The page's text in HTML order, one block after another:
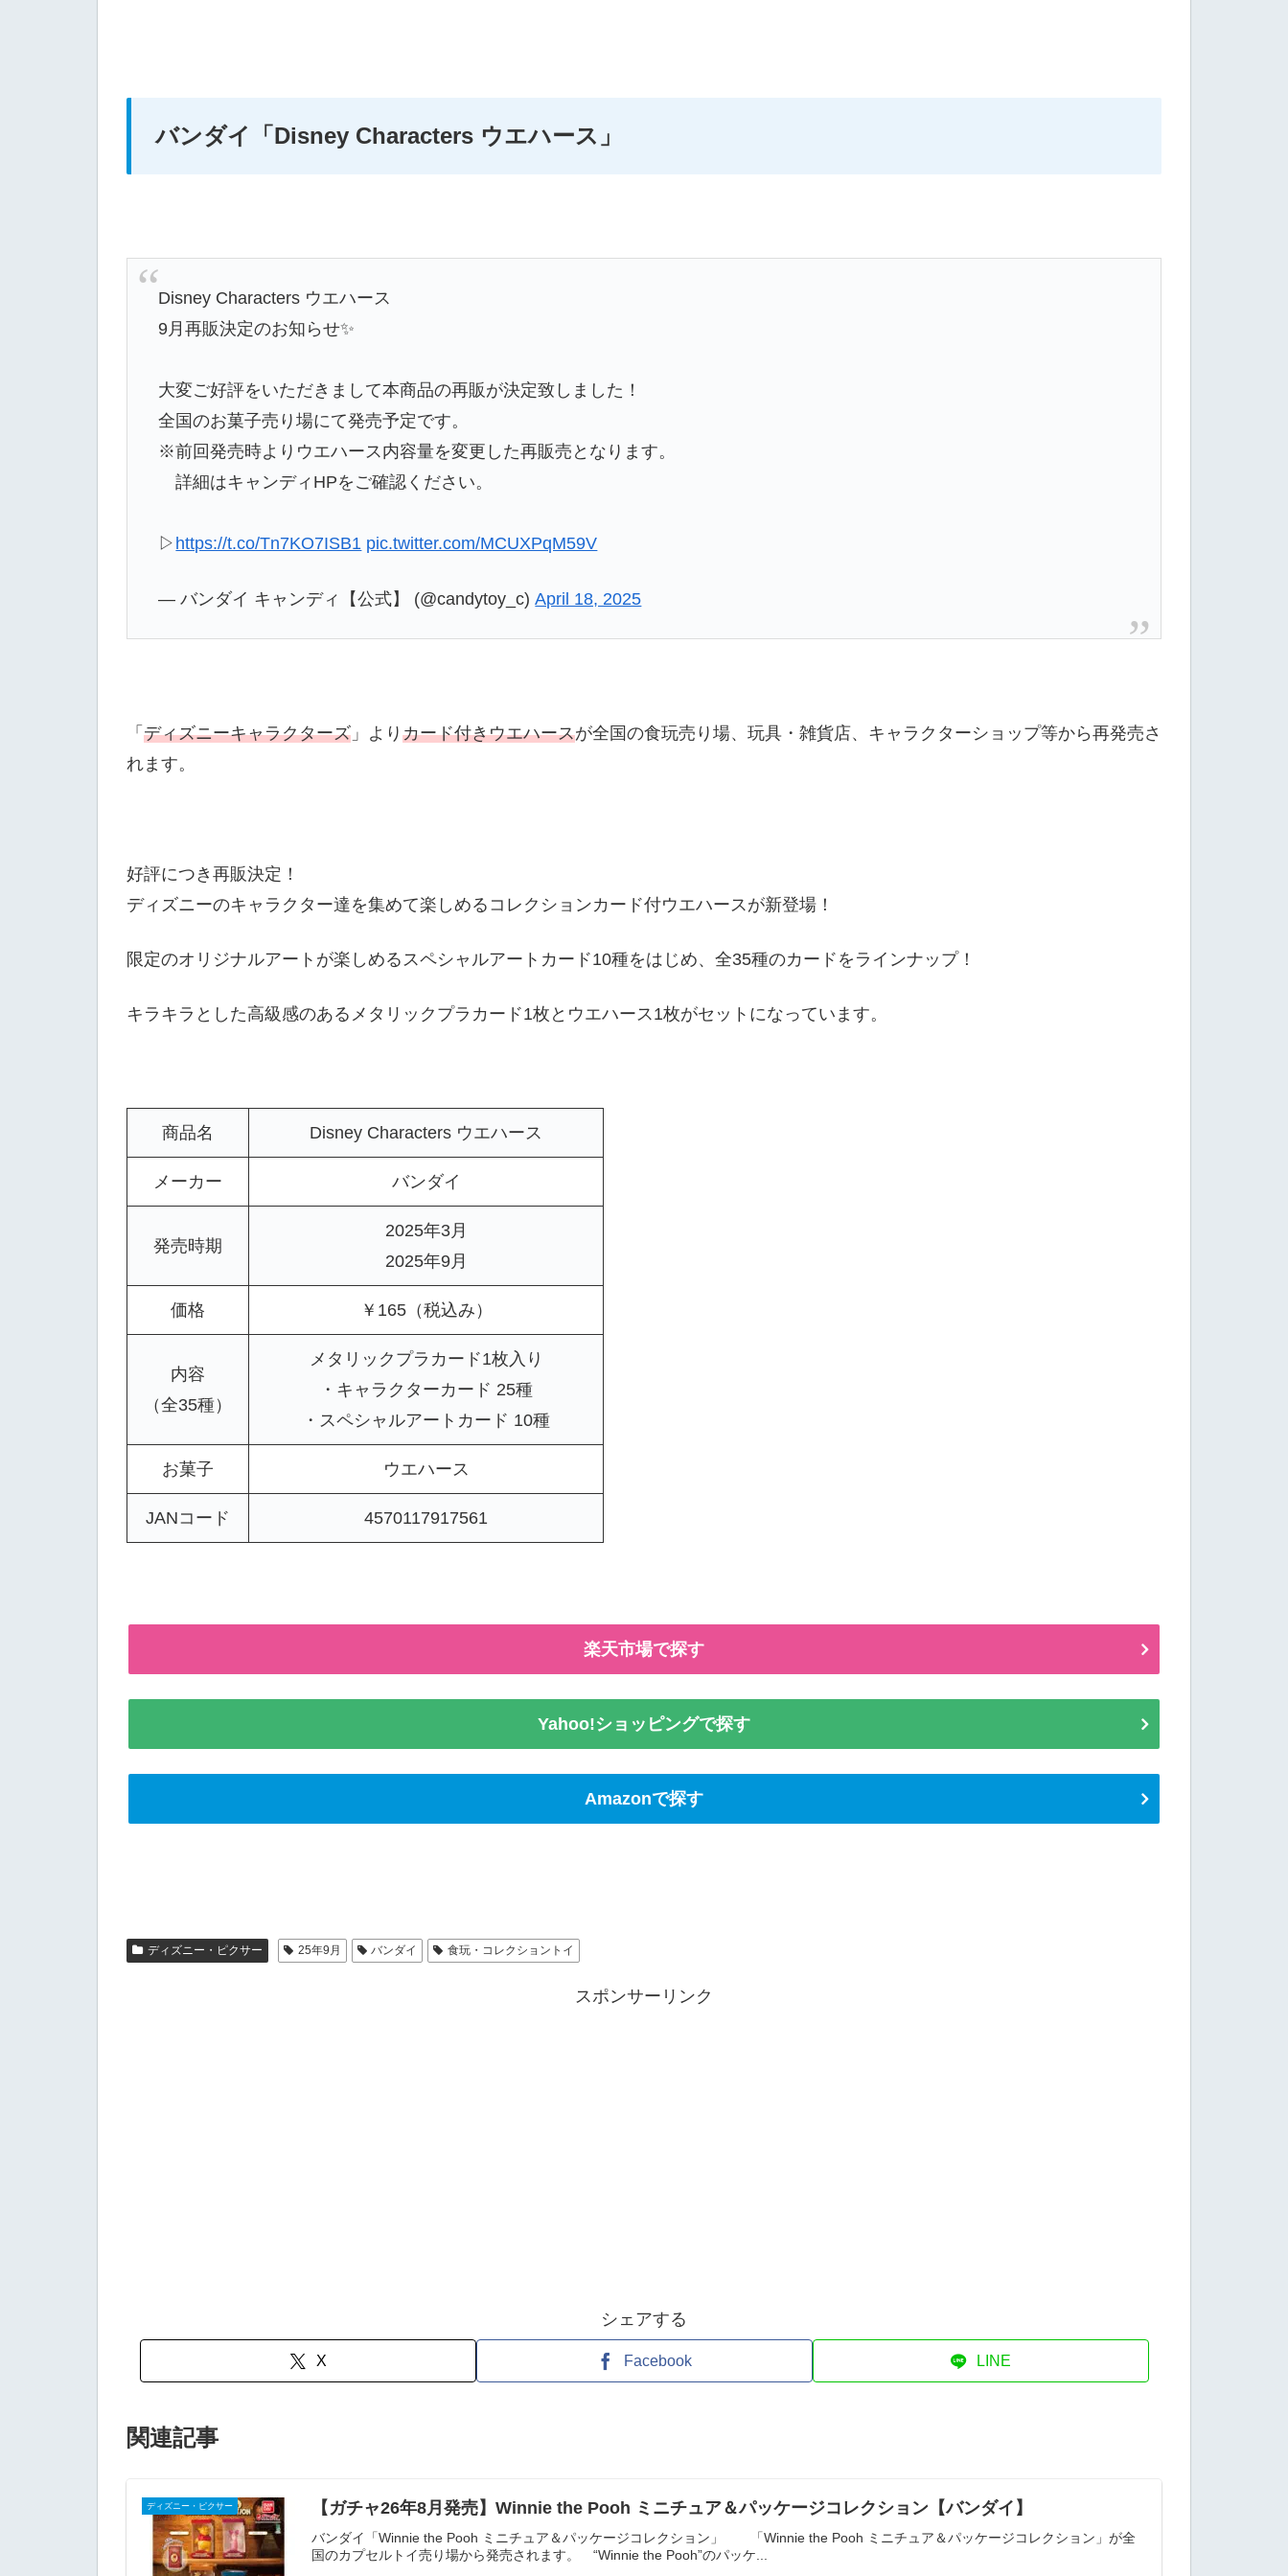
バンダイ 「Disney Characters ウエハース」
Disney Characters ウエハース
9月再販決定のお知らせ✨
大変ご好評をいただきまして本商品の再販が決定致しました！
全国のお菓子売り場にて発売予定です。
※前回発売時よりウエハース内容量を変更した再販売となります。
詳細はキャンディHPをご確認ください。
▷ https://t.co/Tn7KO7ISB1 pic.twitter.com/MCUXPqM59V
— バンダイ キャンディ【公式】 (@candytoy_c)April 18, 2025
「 ディズニーキャラクターズ 」より カード付きウエハースが全国の食玩売り場、玩具・雑貨店、キャラクターショップ等から再発売さ
れます。
好評につき再販決定！
ディズニーのキャラクター達を集めて楽しめるコレクションカード付ウエハースが新登場！
限定のオリジナルアートが楽しめるスペシャルアートカード10種をはじめ、全35種のカードをラインナップ！
キラキラとした高級感のあるメタリックプラカード1枚とウエハース1枚がセットになっています。
商品名 Disney Characters ウエハース
メーカー バンダイ
発売時期
2025年3月
2025年9月
価格 ￥165（税込み）
内容
（全35種）
メタリックプラカード1枚入り
・キャラクターカード 25種
・スペシャルアートカード 10種
お菓子 ウエハース
JANコード 4570117917561
楽天市場で探す
Yahoo!ショッピングで探す
Amazonで探す
ディズニー・ピクサー 25年9月 バンダイ 食玩・コレクショントイ
スポンサーリンク
シェアする
X Facebook LINE
関連記事
ディズニー・ピクサー 【ガチャ26年8月発売】Winnie the Pooh ミニチュア＆パッケージコレクション【バンダイ】
バンダイ「Winnie the Pooh ミニチュア＆パッケージコレクション」 「Winnie the Pooh ミニチュア＆パッケージコレクション」が全
国のカプセルトイ売り場から発売されます。 “Winnie the Pooh”のパッケ...